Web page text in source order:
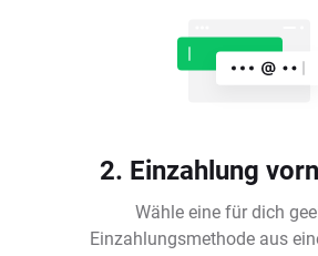
2. Einzahlung
Wähle eine für dich
Einzahlungsmethode aus